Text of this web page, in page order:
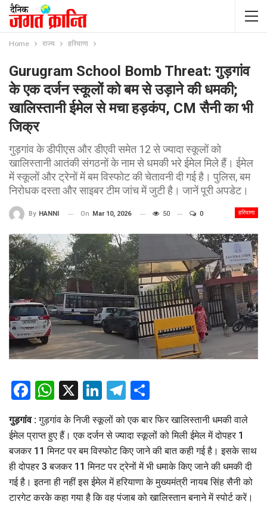
Home राज्य हरियाणा
Gurugram School Bomb Threat: गुड़गांव
के एक दर्जन स्कूलों को बम से उड़ाने की धमकी;
खालिस्तानी ईमेल से मचा हड़कंप, CM सैनी का भी
जिक्र
गुड़गांव के डीपीएस और डीएवी समेत 12 से ज्यादा स्कूलों को
खालिस्तानी आतंकी संगठनों के नाम से धमकी भरे ईमेल मिले हैं। ईमेल
में स्कूलों और ट्रेनों में बम विस्फोट की चेतावनी दी गई है। पुलिस, बम
निरोधक दस्ता और साइबर टीम जांच में जुटी है। जानें पूरी अपडेट।
हरियाणा
By HANNI On Mar 10, 2026 50 0
Facebook
WhatsApp
X LinkedIn
Telegram
गुड़गांव :गुड़गांव के निजी स्कूलों को एक बार फिर खालिस्तानी धमकी वाले
ईमेल प्राप्त हुए हैं। एक दर्जन से ज्यादा स्कूलों को मिली ईमेल में दोपहर 1
बजकर 11 मिनट पर बम विस्फोट किए जाने की बात कही गई है। इसके साथ
ही दोपहर 3 बजकर 11 मिनट पर ट्रेनों में भी धमाके किए जाने की धमकी दी
गई है। इतना ही नहीं इस ईमेल में हरियाणा के मुख्यमंत्री नायब सिंह सैनी को
टारगेट करके कहा गया है कि वह पंजाब को खालिस्तान बनाने में स्पोर्ट करें।